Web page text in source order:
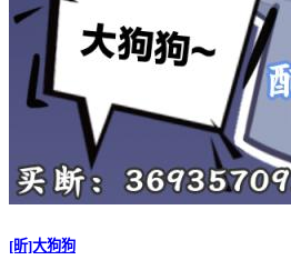
[昕]大狗狗